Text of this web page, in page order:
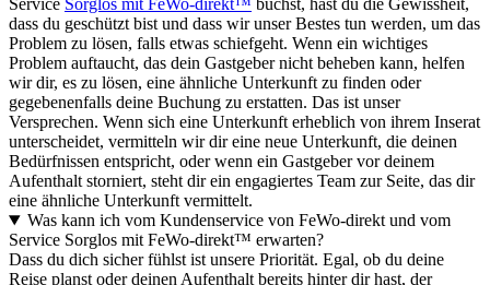
Service Sorglos mit FeWo-direkt™ buchst, hast du die Gewissheit,
dass du geschützt bist und dass wir unser Bestes tun werden, um das
Problem zu lösen, falls etwas schiefgeht. Wenn ein wichtiges
Problem auftaucht, das dein Gastgeber nicht beheben kann, helfen
wir dir, es zu lösen, eine ähnliche Unterkunft zu finden oder
gegebenenfalls deine Buchung zu erstatten. Das ist unser
Versprechen. Wenn sich eine Unterkunft erheblich von ihrem Inserat
unterscheidet, vermitteln wir dir eine neue Unterkunft, die deinen
Bedürfnissen entspricht, oder wenn ein Gastgeber vor deinem
Aufenthalt storniert, steht dir ein engagiertes Team zur Seite, das dir
eine ähnliche Unterkunft vermittelt.
Was kann ich vom Kundenservice von FeWo-direkt und vom
Service Sorglos mit FeWo-direkt™ erwarten?
Dass du dich sicher fühlst ist unsere Priorität. Egal, ob du deine
Reise planst oder deinen Aufenthalt bereits hinter dir hast, der